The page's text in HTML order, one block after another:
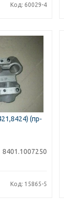
Код: 60029-4
(пр-
8401.1007250
Код: 15865-5